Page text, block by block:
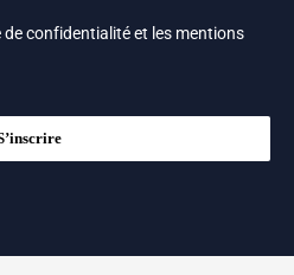
de confidentialitéet les mentions